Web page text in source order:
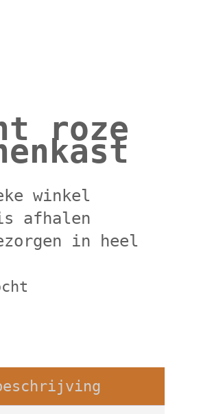
roze
winkel
afhalen
in heel